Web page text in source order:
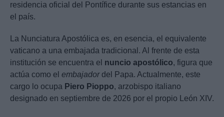
residencia oficial del Pontífice durante sus estancias en
el país.
La Nunciatura Apostólica es, en esencia, el equivalente
vaticano a una embajada tradicional. Al frente de esta
institución se encuentra el nuncio apostólico, figura que
actúa como el embajadordel Papa. Actualmente, este
cargo lo ocupa Piero Pioppo, arzobispo italiano
designado en septiembre de 2026 por el propio León XIV.